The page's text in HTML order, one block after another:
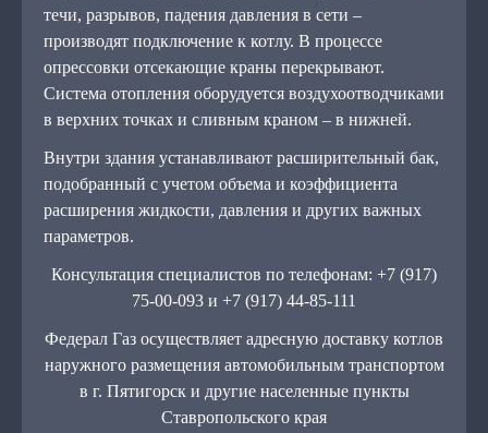
течи, разрывов, падения давления в сети –
производят подключение к котлу. В процессе
опрессовки отсекающие краны перекрывают.
Система отопления оборудуется воздухоотводчиками
в верхних точках и сливным краном – в нижней.
Внутри здания устанавливают расширительный бак,
подобранный с учетом объема и коэффициента
расширения жидкости, давления и других важных
параметров.
Консультация специалистов по телефонам: +7 (917)
75-00-093 и +7 (917) 44-85-111
Федерал Газ осуществляет адресную доставку котлов
наружного размещения автомобильным транспортом
в г. Пятигорск и другие населенные пункты
Ставропольского края